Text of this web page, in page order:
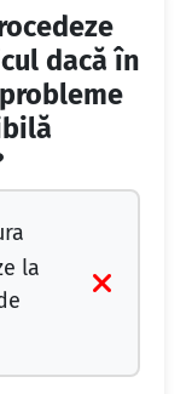
dacă în
la